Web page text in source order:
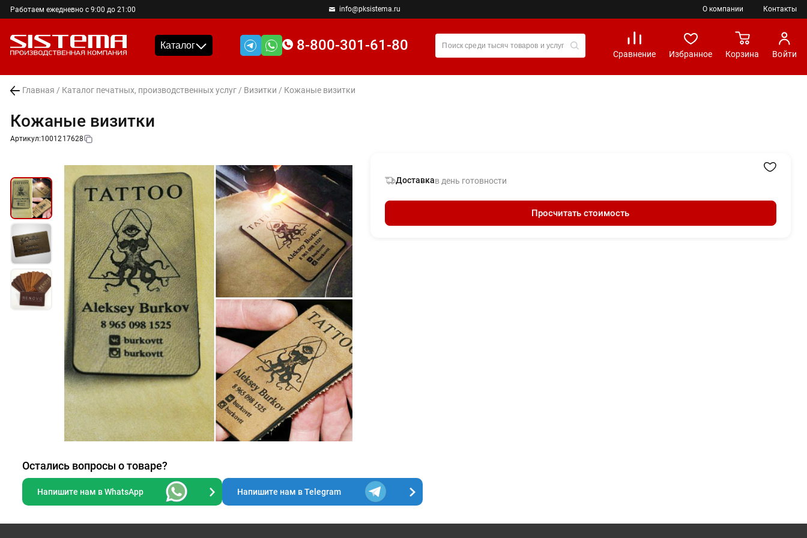
Работаем ежедневно с 9:00 до 21:00 info@pksistema.ru О компании Контакты
Каталог 8-800-301-61-80
Сравнение Избранное Корзина Войти
Главная / Каталог печатных, производственных услуг / Визитки / Кожаные визитки
Кожаные визитки
Артикул:1001217628
Доставкав день готовности
Просчитать стоимость
Остались вопросы о товаре?
Напишите нам в WhatsApp Напишите нам в Telegram